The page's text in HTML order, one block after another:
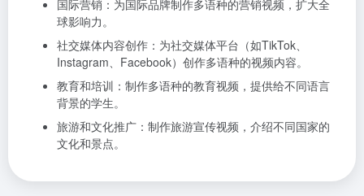
国际营销：为国际品牌制作多语种的营销视频，扩大全
球影响力。
社交媒体内容创作：为社交媒体平台（如TikTok、
Instagram、Facebook）创作多语种的视频内容。
教育和培训：制作多语种的教育视频，提供给不同语言
背景的学生。
旅游和文化推广：制作旅游宣传视频，介绍不同国家的
文化和景点。